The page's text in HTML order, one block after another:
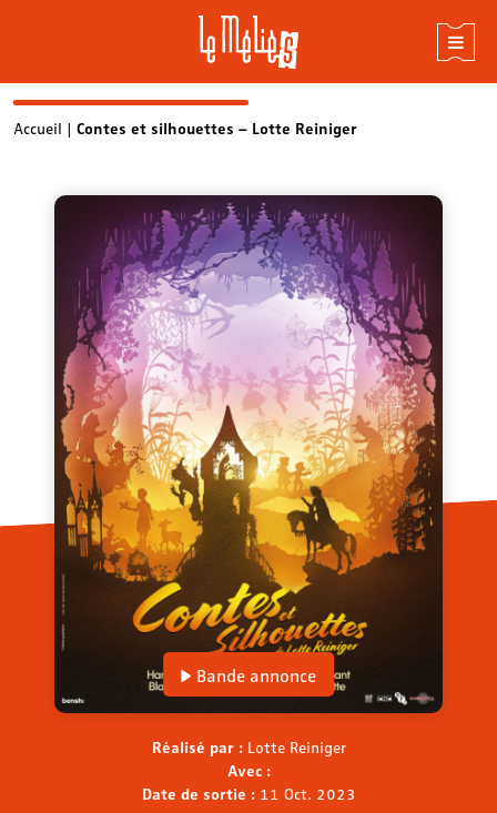
SkipAccueil | Contes et silhouettes – Lotte Reiniger
Bande annonce
Réalisé par : Lotte Reiniger
Avec :
Date de sortie : 11 Oct. 2023